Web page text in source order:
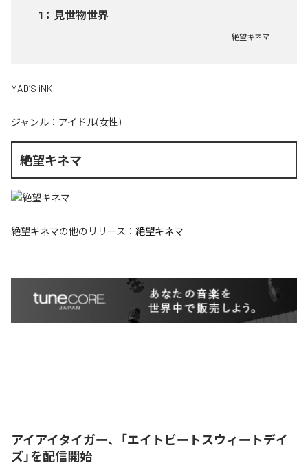
1 ： 見世物世界
絶望キネマ
MAD’S iNK
ジャンル： アイドル(女性)
絶望キネマ
絶望キネマの他のリリース： 絶望キネマ
アイアイタイガー、「エイトビートスウィートデイ
ズ」を配信開始